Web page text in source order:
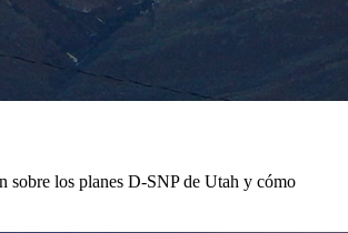
sobre los planes D-SNP de Utah y cómo